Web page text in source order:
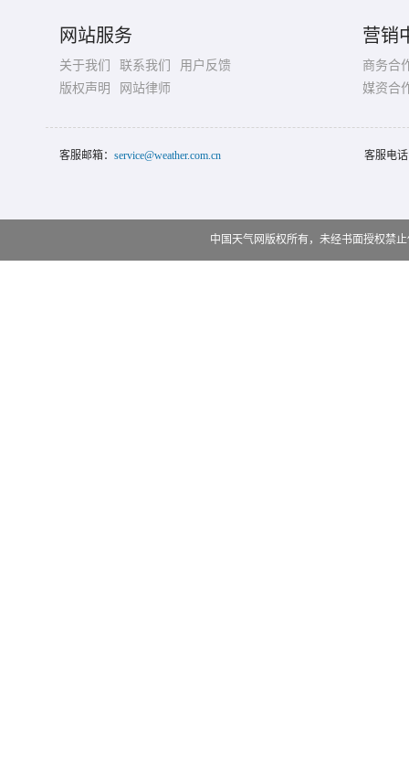
网站服务
关于我们 联系我们
用户反馈
版权声明
网站律师
营销
商务合
媒资合
客服邮箱： service@weather.com.cn 客服电
中国天气网版权所有，未经书面授权